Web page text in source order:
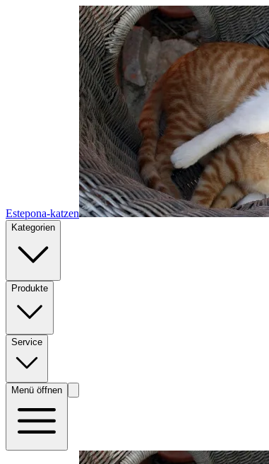
Estepona-katzen
Kategorien
Produkte
Service
Menü öffnen